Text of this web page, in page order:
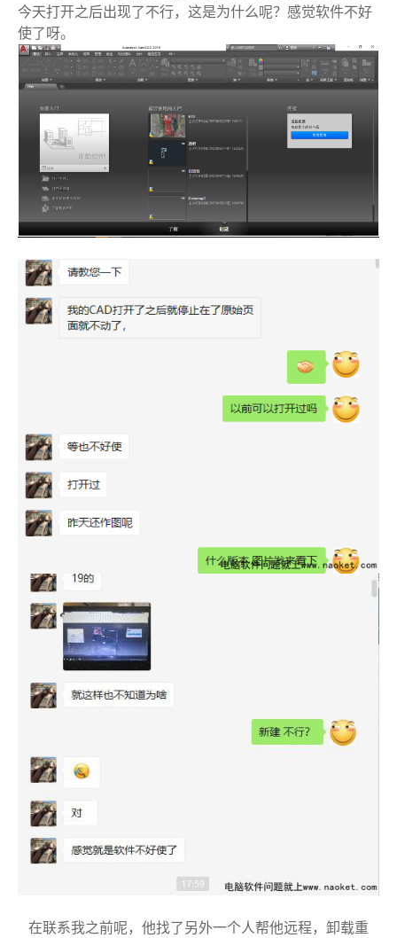
今天打开之后出现了不行，这是为什么呢？感觉软件不好
使了呀。
在联系我之前呢，他找了另外一个人帮他远程，卸载重